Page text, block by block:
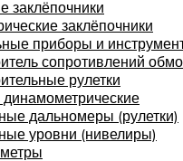
заклёпочники
заклёпочники
приборы и
сопротивлений
рулетки
дальномеры (рулетки)
уровни (нивелиры)